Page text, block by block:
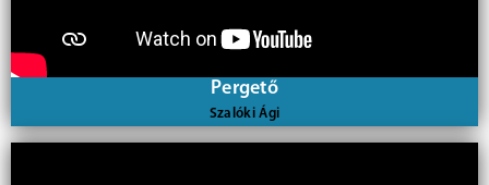
Pergető
Szalóki Ági